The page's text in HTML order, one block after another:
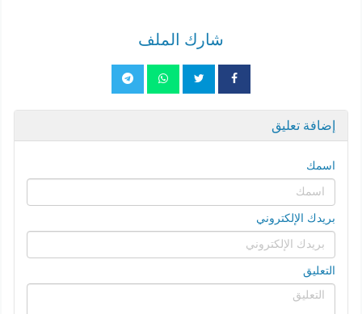
شارك الملف
إضافة تعليق
اسمك
بريدك الإلكتروني
التعليق